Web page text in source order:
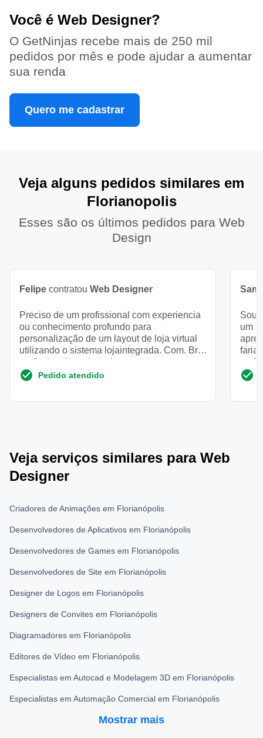
Você é Web Designer?
O GetNinjas recebe mais de 250 mil
pedidos por mês e pode ajudar a aumentar
sua renda
Quero me cadastrar
Veja alguns pedidos similares em
Florianopolis
Esses são os últimos pedidos para Web
Design
Felipe contratou Web Designer
Preciso de um profissional com experiencia
ou conhecimento profundo para
personalização de um layout de loja virtual
utilizando o sistema lojaintegrada. Com. Br o
profissional precisa cri...
Pedido atendido
Sou
um
faria
Veja serviços similares para Web
Designer
Criadores de Animações em Florianópolis
Desenvolvedores de Aplicativos em Florianópolis
Desenvolvedores de Games em Florianópolis
Desenvolvedores de Site em Florianópolis
Designer de Logos em Florianópolis
Designers de Convites em Florianópolis
Diagramadores em Florianópolis
Editores de Vídeo em Florianópolis
Especialistas em Autocad e Modelagem 3D em Florianópolis
Especialistas em Automação Comercial em Florianópolis
Mostrar mais